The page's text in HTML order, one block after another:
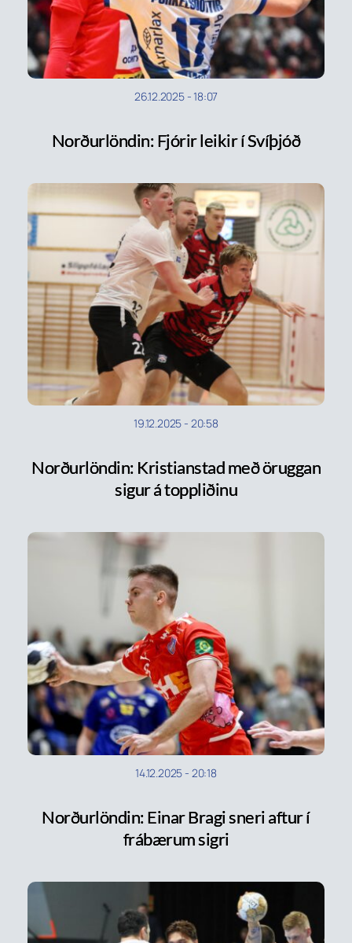
26.12.2025-18:07
Norðurlöndin: Fjórir leikir í Svíþjóð
19.12.2025 - 20:58
Norðurlöndin: Kristianstad með öruggan
sigur á toppliðinu
14.12.2025 - 20:18
Norðurlöndin: Einar Bragi sneri aftur í
frábærum sigri